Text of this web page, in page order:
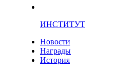
ИНСТИТУТ
Новости
Награды
История